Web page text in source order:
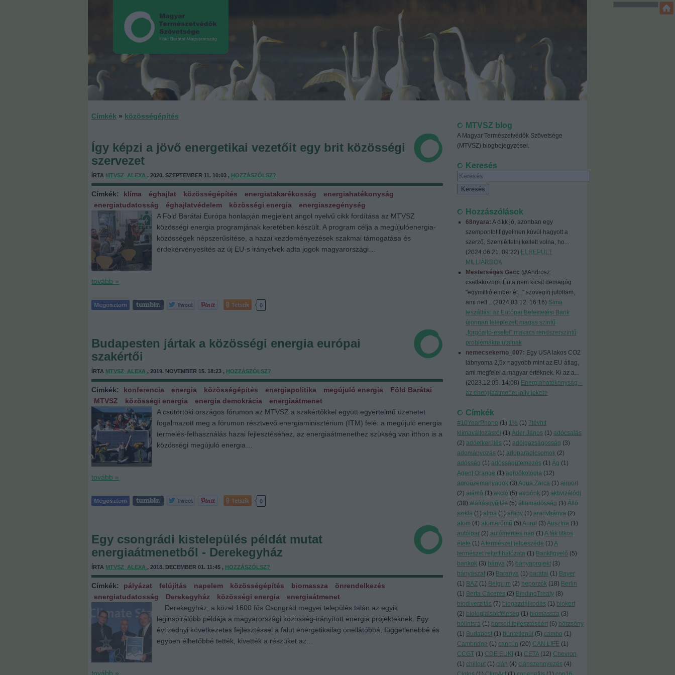
Címkék » közösségépítés
Így képzi a jövő energetikai vezetőit egy brit közösségi
szervezet
ÍRTA MTVSZ_ALEXA , 2020. SZEPTEMBER 11. 10:03 , HOZZÁSZÓLSZ?
Címkék: klíma éghajlat közösségépítés energiatakarékosság
energiahatékonyság
energiatudatosság
éghajlatvédelem közösségi energia
energiaszegénység
A Föld Barátai Európa honlapján megjelent angol nyelvű cikk fordítása az MTVSZ
közösségi energia programjának keretében készült. A program célja a megújulóenergia-
közösségek népszerűsítése, a hazai kezdeményezések szakmai támogatása és
érdekérvényesítés az új EU-s irányelvek adta jogok magyarországi…
tovább »
Tetszik 0
Budapesten jártak a közösségi energia európai
szakértői
ÍRTA MTVSZ_ALEXA , 2019. NOVEMBER 15. 18:23 , HOZZÁSZÓLSZ?
Címkék: konferencia energia közösségépítés energiapolitika megújuló energia
Föld Barátai
MTVSZ
közösségi energia energia demokrácia
energiaátmenet
A csütörtöki országos fórumon az MTVSZ a szakértőkkel együtt egyértelmű üzenetet
fogalmazott meg a fórumon résztvevő energiaminisztérium (ITM) felé: a megújuló energia
termelés-felhasználás hazai fejlesztéséhez, az energiaátmenethez szükség van itthon is a
közösségi megújuló energia…
tovább »
Tetszik 0
Egy csongrádi kistelepülés példát mutat
energiaátmenetből - Derekegyház
ÍRTA MTVSZ_ALEXA , 2018. DECEMBER 01. 11:45 , HOZZÁSZÓLSZ?
Címkék: pályázat felújítás napelem közösségépítés biomassza
önrendelkezés
energiatudatosság
Derekegyház közösségi energia
energiaátmenet
Derekegyház, a közel 1600 fős Csongrád megyei település talán az egyik
leginspirálóbb példája a magyarországi közösség-irányított energia projekteknek. Egy
évtizednyi következetes fejlesztéssel a falut energetikailag önellátóbbá, függetlenebbé és
egyben élhetőbbé tették, kivették a részüket az…
tovább »
MTVSZ blog
A Magyar Természetvédõk Szövetsége
(MTVSZ) blogbejegyzései.
Keresés
Hozzászólások
68nyara: A cikk jó, azonban egy
szempontot figyelmen kúvül hagyott a
szerző. Szemléltetni kellett volna, ho...
(2024.06.21. 09:22) ELREPÜLT
MILLIÁRDOK
Mesterséges Geci: @Androsz:
csatlakozom. Én a nem kicsit demagóg
"egymillió ember él..." szövegig jutottam,
ami nett... (2024.03.12. 16:16) Sima
leszállás: az Európai Befektetési Bank
újonnan leleplezett magas szintű
„forgóajtó-esetei” makacs rendszerszintű
problémákra utalnak
nemecsekerno_007: Egy USA lakos CO2
lábnyoma 2,5x nagyobb mint az EU átlag,
ami megfelel a magyar értéknek. Ki az a...
(2023.12.05. 14:08) Energiahatékonyság –
az energiaátmenet jolly jokere
Címkék
#10YearPhone (1) 1% (1) 7tévhit
klímaváltozásról (1) Áder János (1) adócsalás
(2) adóelkerülés (1) adóigazságosság (3)
adományozás (1) adóparadicsomok (2)
adósság (1) adósságütemezés (1) Ág (1)
Agent Orange (1) agroökológia (12)
agroüzemanyagok (3) Agua Zarca (1) airport
(2) ajánló (1) akció (5) akciónk (2) aktivizálódj
(38) aláírásgyűjtés (5) államadósság (1) Álló
szikla (1) alma (1) arany (1) aranybánya (2)
atom (4) atomerőmű (5) Aurul (3) Ausztria (1)
autóipar (2) autómentes nap (1) A fák titkos
élete (1) A természet jelbeszéde (1) A
természet rejtett hálózata (1) Bankfigyelő (5)
bankok (3) bánya (9) bányaprojekt (3)
bányászat (3) Baranya (1) barátai (1) Bayer
(1) BAZ (1) Belgium (2) beporzók (18) Berlin
(1) Berta Cáceres (2) BindingTreaty (8)
biodiverzitás (7) biogazdálkodás (1) biokert
(2) biológiaisokféleség (1) biomassza (3)
bólintsrá (1) borsod fejlesztéséért (6) börzsőny
(1) Budapest (1) büntetlenül (5) cambo (1)
Cambridge (1) cancún (20) CAN LIFE (1)
CCGT (1) CDE EUKI (1) CETA (12) Chevron
(1) chillout (1) cián (4) ciánszennyezés (4)